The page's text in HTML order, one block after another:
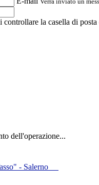
la casella di posta
dell'operazione...
- Salerno